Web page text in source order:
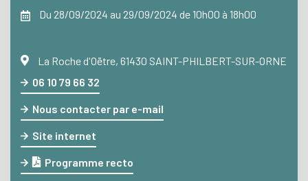
Du 28/09/2024 au 29/09/2024 de 10h00 à 18h00
La Roche d'Oëtre, 61430 SAINT-PHILBERT-SUR-ORNE
06 10 79 66 32
Nous contacter par e-mail
Site internet
Programme recto